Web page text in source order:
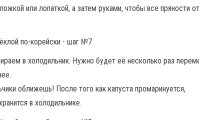
или лопаткой, а затем руками, чтобы все пряности
в холодильник. Нужно будет её несколько раз
оближешь! После того как капуста промаринуется,
в холодильнике.